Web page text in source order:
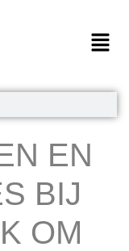
EN
BIJ
OM